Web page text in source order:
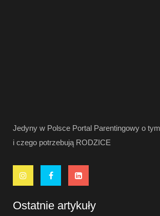
Jedyny w Polsce Portal Parentingowy o
i czego potrzebują RODZICE
Ostatnie artykuły